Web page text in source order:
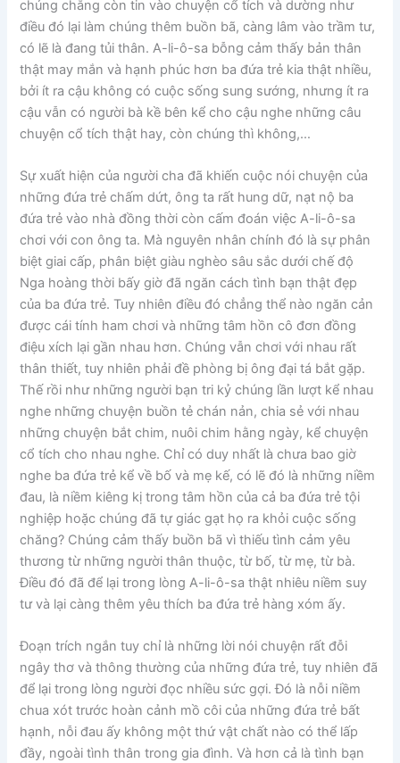
chúng chẳng còn tin vào chuyện cổ tích và dường như
điều đó lại làm chúng thêm buồn bã, càng lâm vào trầm tư,
có lẽ là đang tủi thân. A-li-ô-sa bỗng cảm thấy bản thân
thật may mắn và hạnh phúc hơn ba đứa trẻ kia thật nhiều,
bởi ít ra cậu không có cuộc sống sung sướng, nhưng ít ra
cậu vẫn có người bà kề bên kể cho cậu nghe những câu
chuyện cổ tích thật hay, còn chúng thì không,…
Sự xuất hiện của người cha đã khiến cuộc nói chuyện của
những đứa trẻ chấm dứt, ông ta rất hung dữ, nạt nộ ba
đứa trẻ vào nhà đồng thời còn cấm đoán việc A-li-ô-sa
chơi với con ông ta. Mà nguyên nhân chính đó là sự phân
biệt giai cấp, phân biệt giàu nghèo sâu sắc dưới chế độ
Nga hoàng thời bấy giờ đã ngăn cách tình bạn thật đẹp
của ba đứa trẻ. Tuy nhiên điều đó chẳng thể nào ngăn cản
được cái tính ham chơi và những tâm hồn cô đơn đồng
điệu xích lại gần nhau hơn. Chúng vẫn chơi với nhau rất
thân thiết, tuy nhiên phải đề phòng bị ông đại tá bắt gặp.
Thế rồi như những người bạn tri kỷ chúng lần lượt kể nhau
nghe những chuyện buồn tẻ chán nản, chia sẻ với nhau
những chuyện bắt chim, nuôi chim hằng ngày, kể chuyện
cổ tích cho nhau nghe. Chỉ có duy nhất là chưa bao giờ
nghe ba đứa trẻ kể về bố và mẹ kế, có lẽ đó là những niềm
đau, là niềm kiêng kị trong tâm hồn của cả ba đứa trẻ tội
nghiệp hoặc chúng đã tự giác gạt họ ra khỏi cuộc sống
chăng? Chúng cảm thấy buồn bã vì thiếu tình cảm yêu
thương từ những người thân thuộc, từ bố, từ mẹ, từ bà.
Điều đó đã để lại trong lòng A-li-ô-sa thật nhiêu niềm suy
tư và lại càng thêm yêu thích ba đứa trẻ hàng xóm ấy.
Đoạn trích ngắn tuy chỉ là những lời nói chuyện rất đỗi
ngây thơ và thông thường của những đứa trẻ, tuy nhiên đã
để lại trong lòng người đọc nhiều sức gợi. Đó là nỗi niềm
chua xót trước hoàn cảnh mồ côi của những đứa trẻ bất
hạnh, nỗi đau ấy không một thứ vật chất nào có thể lấp
đầy, ngoài tình thân trong gia đình. Và hơn cả là tình bạn